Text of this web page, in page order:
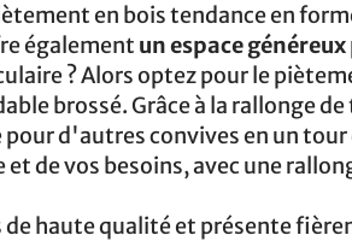
en bois tendance en
également un espace
? Alors optez pour le
brossé. Grâce à la rallonge
d'autres convives en un
de vos besoins, avec une
de haute qualité et présente